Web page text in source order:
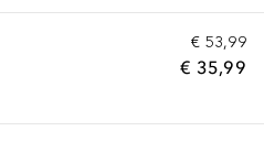
€ 53,99
€ 35,99